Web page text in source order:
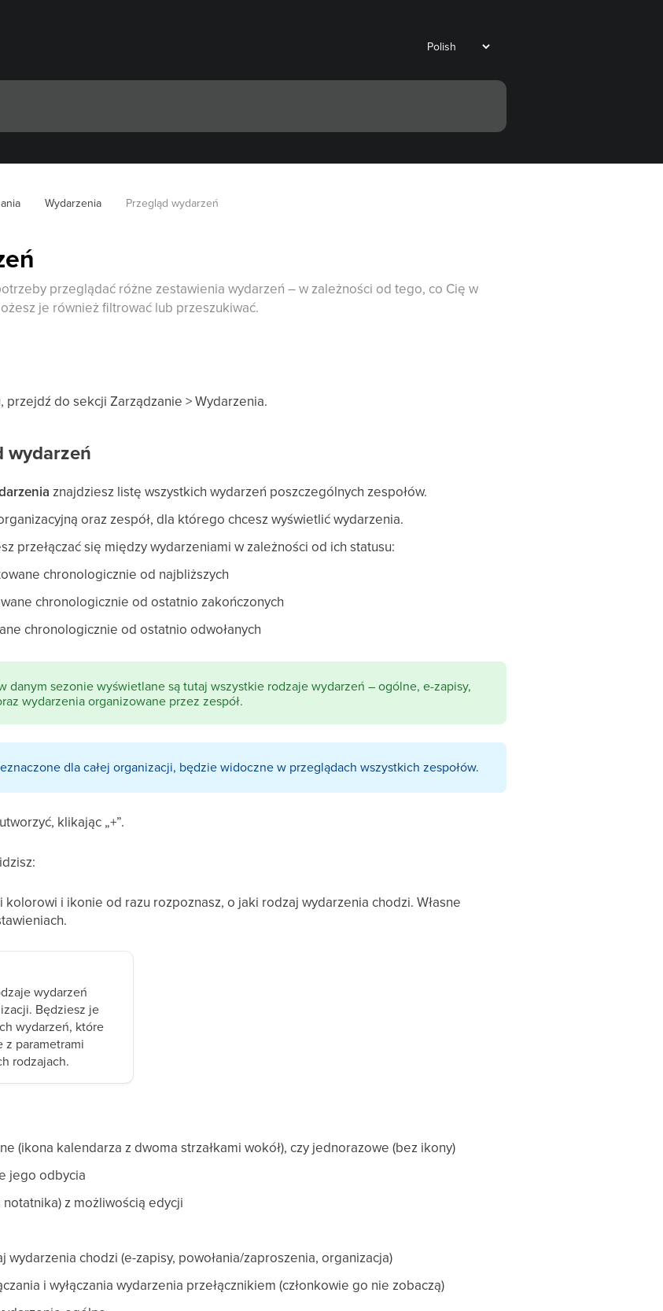
Wydarzenia Przegląd wydarzeń
przeglądać różne zestawienia wydarzeń – w zależności od tego, co Cię w
je również filtrować lub przeszukiwać.
przejdź do sekcji Zarządzanie > Wydarzenia.
wydarzeń
znajdziesz listę wszystkich wydarzeń poszczególnych zespołów.
oraz zespół, dla którego chcesz wyświetlić wydarzenia.
przełączać się między wydarzeniami w zależności od ich statusu:
chronologicznie od najbliższych
chronologicznie od ostatnio zakończonych
chronologicznie od ostatnio odwołanych
danym sezonie wyświetlane są tutaj wszystkie rodzaje wydarzeń – ogólne, e-zapisy,
wydarzenia organizowane przez zespół.
dla całej organizacji, będzie widoczne w przeglądach wszystkich zespołów.
klikając „+”.
kolorowi i ikonie od razu rozpoznasz, o jaki rodzaj wydarzenia chodzi. Własne
wydarzeń
Będziesz je
wydarzeń, które
z parametrami
rodzajach.
(ikona kalendarza z dwoma strzałkami wokół), czy jednorazowe (bez ikony)
jego odbycia
z możliwością edycji
wydarzenia chodzi (e-zapisy, powołania/zaproszenia, organizacja)
i wyłączania wydarzenia przełącznikiem (członkowie go nie zobaczą)